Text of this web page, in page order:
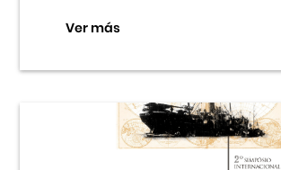
Ver más